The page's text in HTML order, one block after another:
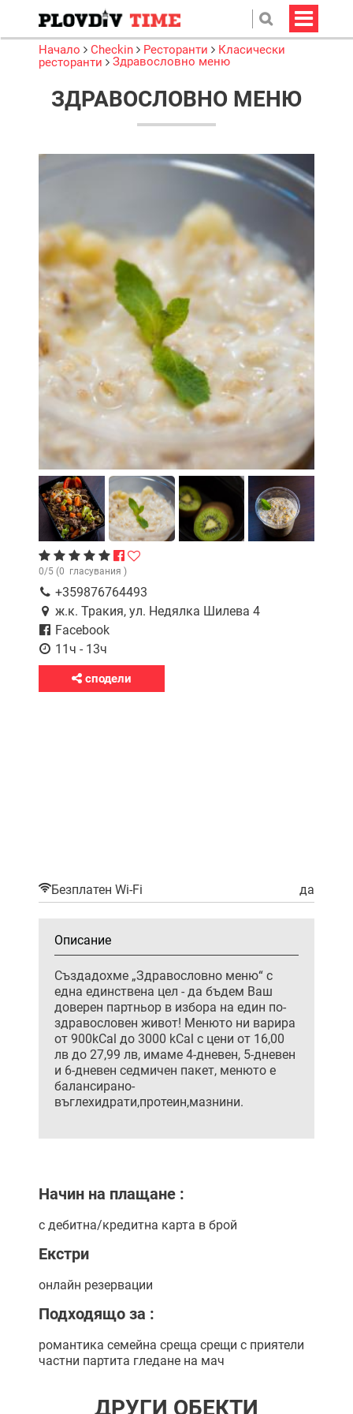
Начало Checkin Ресторанти
Класически
ресторанти
Здравословно меню
ЗДРАВОСЛОВНО МЕНЮ
0/5 (0 гласувания )
+359876764493
ж.к. Тракия, ул. Недялка Шилева 4
Facebook
11ч - 13ч
сподели
Безплатен Wi-Fi да
Описание
Създадохме „Здравословно меню“ с
една единствена цел - да бъдем Ваш
доверен партньор в избора на един по-
здравословен живот! Менюто ни варира
от 900kCal до 3000 kCal с цени от 16,00
лв до 27,99 лв, имаме 4-дневен, 5-дневен
и 6-дневен седмичен пакет, менюто е
балансирано-
въглехидрати,протеин,мазнини.
Начин на плащане :
с дебитна/кредитна карта в брой
Екстри
онлайн резервации
Подходящо за :
романтика семейна среща срещи с приятели
частни партита гледане на мач
ДРУГИ ОБЕКТИ